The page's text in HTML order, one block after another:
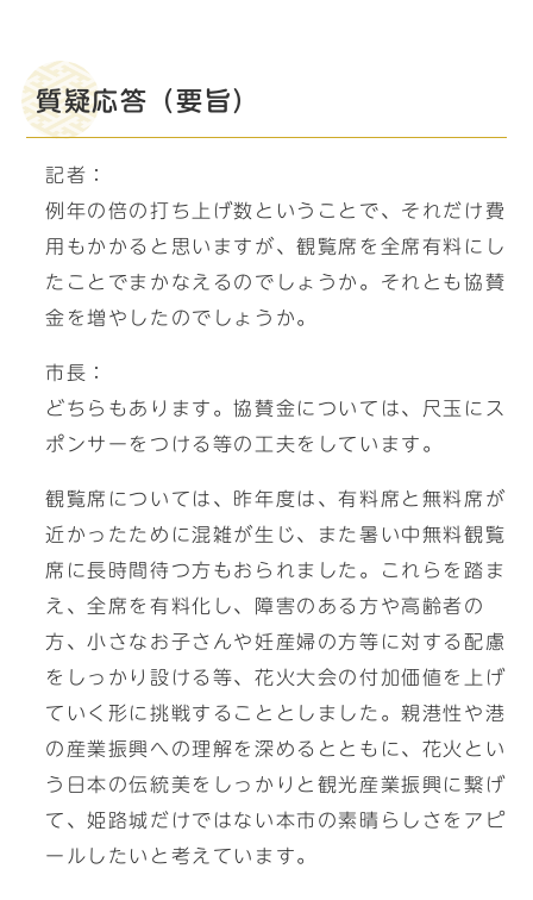
質疑応答（要旨）
記者：
例年の倍の打ち上げ数ということで、それだけ費
用もかかると思いますが、観覧席を全席有料にし
たことでまかなえるのでしょうか。それとも協賛
金を増やしたのでしょうか。
市長：
どちらもあります。協賛金については、尺玉にス
ポンサーをつける等の工夫をしています。
観覧席については、昨年度は、有料席と無料席が
近かったために混雑が生じ、また暑い中無料観覧
席に長時間待つ方もおられました。これらを踏ま
え、全席を有料化し、障害のある方や高齢者の
方、小さなお子さんや妊産婦の方等に対する配慮
をしっかり設ける等、花火大会の付加価値を上げ
ていく形に挑戦することとしました。親港性や港
の産業振興への理解を深めるとともに、花火とい
う日本の伝統美をしっかりと観光産業振興に繋げ
て、姫路城だけではない本市の素晴らしさをアピ
ールしたいと考えています。